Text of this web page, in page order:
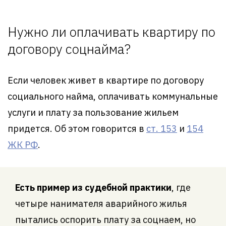
Нужно ли оплачивать квартиру по
договору соцнайма?
Если человек живет в квартире по договору
социального найма, оплачивать коммунальные
услуги и плату за пользование жильем
придется. Об этом говорится в ст. 153 и 154
ЖК РФ.
Есть пример из судебной практики, где
четыре нанимателя аварийного жилья
пытались оспорить плату за соцнаем, но